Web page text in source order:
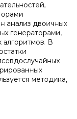
анализ двоичных
генераторами,
В
методика,